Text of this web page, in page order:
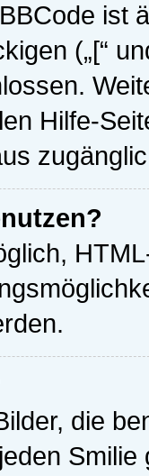
ist
(„[“
Hilfe-
die